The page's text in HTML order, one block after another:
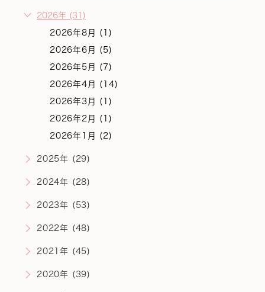
2026年 (31)
2026年8月 (1)
2026年6月 (5)
2026年5月 (7)
2026年4月 (14)
2026年3月 (1)
2026年2月 (1)
2026年1月 (2)
2025年 (29)
2024年 (28)
2023年 (53)
2022年 (48)
2021年 (45)
2020年 (39)